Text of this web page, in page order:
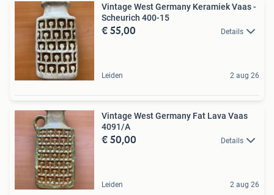
Vintage West Germany Keramiek Vaas -
Scheurich 400-15
€ 55,00 Details
Leiden 2 aug 26
Vintage West Germany Fat Lava Vaas
4091/A
€ 50,00 Details
Leiden 2 aug 26